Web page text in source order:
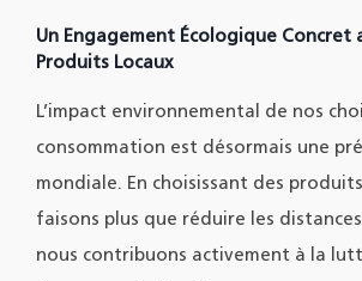
Un Engage​ment Écologique Concret
Produits Locaux
L’impact environnemental de nos
consommation est désormais une
mondiale. En choisissant des
faisons plus que réduire les
nous contribuons activement à la